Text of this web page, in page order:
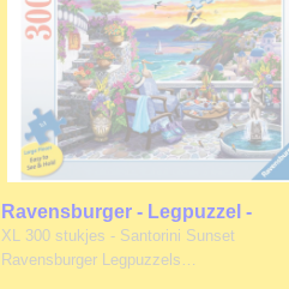
Ravensburger - Legpuzzel -
Santorini Sunset - 300XL stukjes
XL 300 stukjes - Santorini Sunset
Ravensburger Legpuzzels…